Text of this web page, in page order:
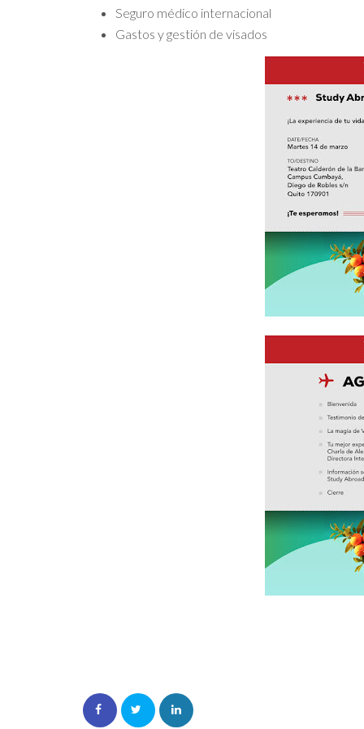
Seguro médico internacional
Gastos y gestión de visados